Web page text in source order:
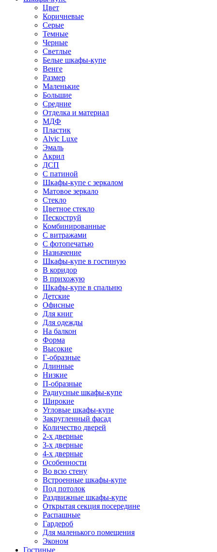
Цвет
Коричневые
Серые
Темные
Черные
Светлые
Белые шкафы-купе
Венге
Размер
Маленькие
Большие
Средние
Отделка и материал
МДФ
Пластик
Alvic Luxe
Эмаль
Акрил
ДСП
С патиной
Шкафы-купе с зеркалом
Матовое зеркало
Стекло
Цветное стекло
Пескоструй
Комбинированные
С витражами
С фотопечатью
Назначение
Шкафы-купе в гостиную
В коридор
В прихожую
Шкафы-купе в спальню
Детские
Офисные
Для книг
Для одежды
На балкон
Форма
Высокие
Г-образные
Длинные
Низкие
П-образные
Радиусные шкафы-купе
Широкие
Угловые шкафы-купе
Закругленный фасад
Количество дверей
2-х дверные
3-х дверные
4-х дверные
Особенности
Во всю стену
Встроенные шкафы-купе
Под потолок
Раздвижные шкафы-купе
Открытая секция посередине
Распашные
Гардероб
Для маленького помещения
Эконом
Гостиные